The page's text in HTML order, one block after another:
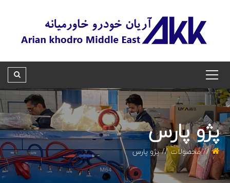
پژو پارس
محصولات پژو پارس